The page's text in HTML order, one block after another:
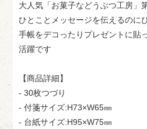
大人気「お菓子などうぶつ工房」
ひとことメッセージを伝えるのに
手帳をデコったりプレゼントに貼
活躍です
【商品詳細】
- 30枚つづり
- 付箋サイズ:H73×W65㎜
- 台紙サイズ:H95×W75㎜